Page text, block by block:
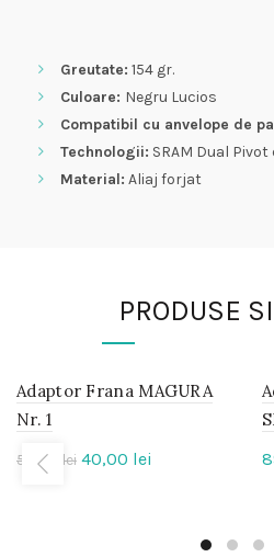
Greutate: 154 gr.
Culoare: Negru Lucios
Compatibil cu anvelope de
Technologii: SRAM Dual Pivot
Material: Aliaj forjat
PRODUSE
-20%
IN
STOC
Adaptor Frana MAGURA
Nr. 1
50,00 lei Prețul
40,00 lei
40,00 lei.